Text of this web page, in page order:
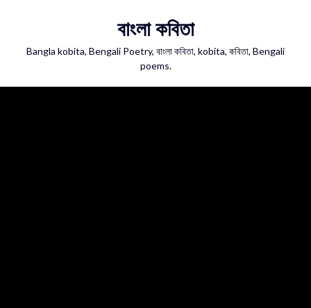
বাংলা কবিতা
Bangla kobita, Bengali Poetry, বাংলা কবিতা, kobita, কবিতা, Bengali
poems.